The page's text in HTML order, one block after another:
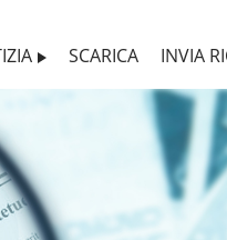
SCARICA INVIA